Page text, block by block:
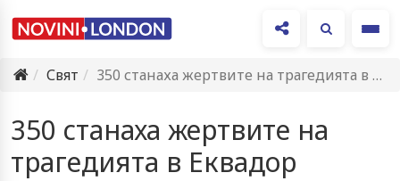
Свят
350 станаха жертвите на трагедията в Еквадор
350 станаха жертвите на
трагедията в Еквадор